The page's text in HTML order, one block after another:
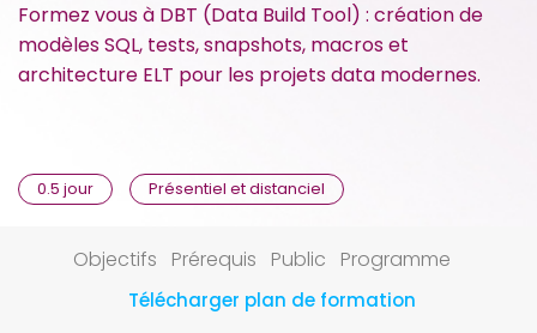
Formez vous à DBT (Data Build Tool) : création de
modèles SQL, tests, snapshots, macros et
architecture ELT pour les projets data modernes.
0.5 jour Présentiel et distanciel
Objectifs Prérequis Public Programme
Télécharger plan de formation